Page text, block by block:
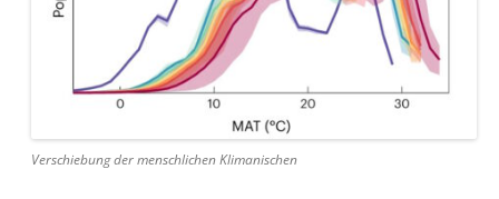
Verschiebung der menschlichen Klimanischen